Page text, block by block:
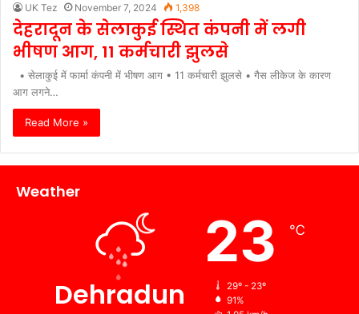
UK Tez November 7, 2024 1,398
देहरादून के सेलाकुई स्थित कंपनी में लगी
भीषण आग, 11 कर्मचारी झुलसे
• सेलाकुई में फार्मा कंपनी में भीषण आग • 11 कर्मचारी झुलसे • गैस लीकेज के कारण
आग लगने…
Read More »
Weather
Dehradun
23 ℃
29º - 23º
91%